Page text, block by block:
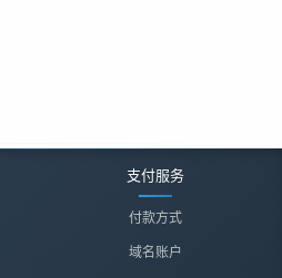
支付服务
付款方式
域名账户